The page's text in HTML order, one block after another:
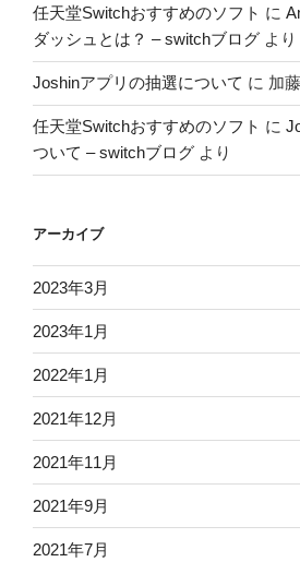
任天堂Switchおすすめのソフト に
ダッシュとは？ – switchブログ より
Joshinアプリの抽選について に 加
任天堂Switchおすすめのソフト に
ついて – switchブログ より
アーカイブ
2023年3月
2023年1月
2022年1月
2021年12月
2021年11月
2021年9月
2021年7月